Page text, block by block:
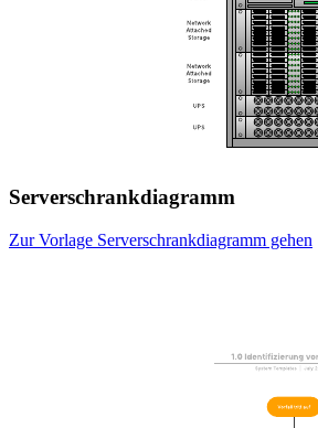
Serverschrankdiagramm
Zur Vorlage Serverschrankdiagramm gehen